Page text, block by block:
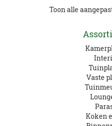
Toon alle
Vaste
Koken